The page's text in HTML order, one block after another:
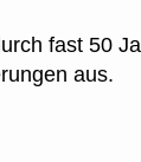
fast 50
aus.